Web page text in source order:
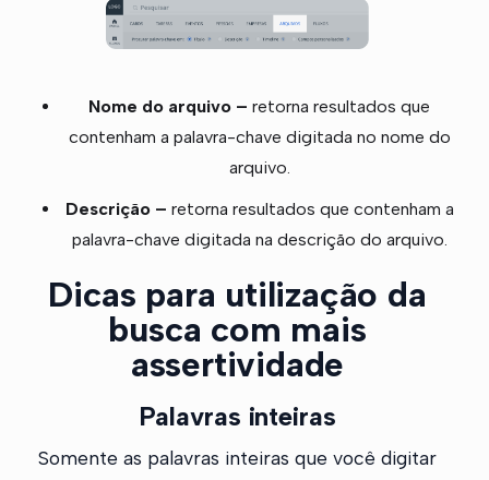
Nome do arquivo –retorna resultados que
contenham a palavra-chave digitada no nome do
arquivo.
Descrição – retorna resultados que contenham a
palavra-chave digitada na descrição do arquivo.
Dicas para utilização da
busca com mais
assertividade
Palavras inteiras
Somente as palavras inteiras que você digitar